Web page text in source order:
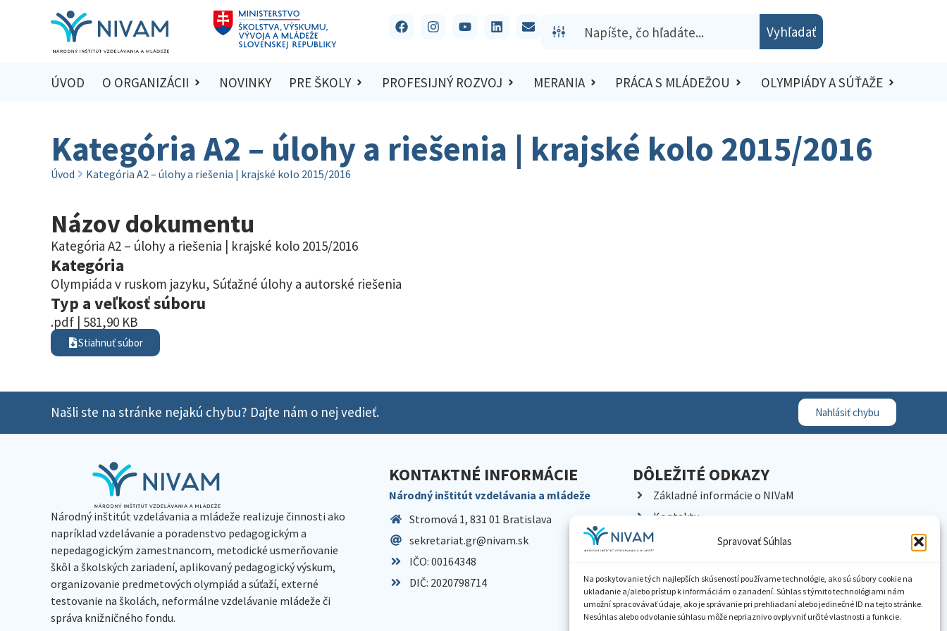
Spravovať Súhlas
Na poskytovanie tých najlepších skúseností používame technológie, ako sú súbory cookie na
ukladanie a/alebo prístup k informáciám o zariadení. Súhlas s týmito technológiami nám
umožní spracovávať údaje, ako je správanie pri prehliadaní alebo jedinečné ID na tejto stránke.
Nesúhlas alebo odvolanie súhlasu môže nepriaznivo ovplyvniť určité vlastnosti a funkcie.
Vyhľadať
ÚVOD O ORGANIZÁCII NOVINKY PRE ŠKOLY PROFESIJNÝ ROZVOJ MERANIA PRÁCA S MLÁDEŽOU OLYMPIÁDY A SÚŤAŽE
Kategória A2 – úlohy a riešenia | krajské kolo 2015/2016
Úvod Kategória A2 – úlohy a riešenia | krajské kolo 2015/2016
Názov dokumentu
Kategória A2 – úlohy a riešenia | krajské kolo 2015/2016
Kategória
Olympiáda v ruskom jazyku, Súťažné úlohy a autorské riešenia
Typ a veľkosť súboru
.pdf | 581,90 KB
Stiahnuť súbor
Našli ste na stránke nejakú chybu? Dajte nám o nej vedieť. Nahlásiť chybu
Národný inštitút vzdelávania a mládeže realizuje činnosti ako
napríklad vzdelávanie a poradenstvo pedagogickým a
nepedagogickým zamestnancom, metodické usmerňovanie
škôl a školských zariadení, aplikovaný pedagogický výskum,
organizovanie predmetových olympiád a súťaží, externé
testovanie na školách, neformálne vzdelávanie mládeže či
správa knižničného fondu.
KONTAKTNÉ INFORMÁCIE
Národný inštitút vzdelávania a mládeže
Stromová 1, 831 01 Bratislava
sekretariat.gr@nivam.sk
IČO: 00164348
DIČ: 2020798714
DÔLEŽITÉ ODKAZY
Základné informácie o NIVaM
Kontakty
Kariéra
Pracoviská NIVaM
Dokumenty inštitúcie
Knižnica